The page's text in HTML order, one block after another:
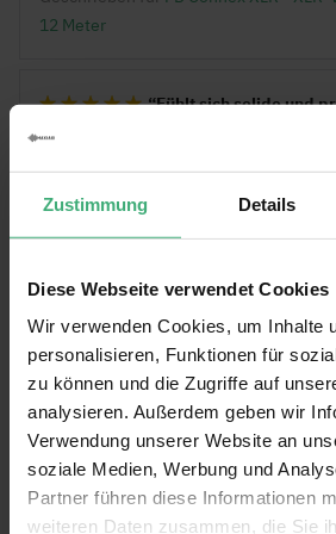
Zustimmung Details
Diese Webseite verwendet Cookies
Wir verwenden Cookies, um Inhalte
personalisieren, Funktionen für
zu können und die Zugriffe auf
analysieren. Außerdem geben wir
Verwendung unserer Website an
soziale Medien, Werbung und
Partner führen diese Informationen
weiteren Daten zusammen, die Sie
Sie bewerten:
PD Connex XLR - XLR-
Gesamtbewertung
1
2
3
4
5
12 Meter
100%
Fühlt sich solide und
Geschrieben für
PD Connex XLR -
1,5 Meter
Mehr Bewertungen